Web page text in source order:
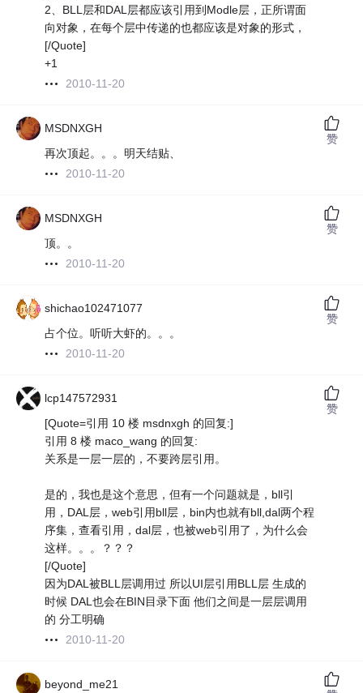
2、BLL层和DAL层都应该引用到Modle层，正所谓面
向对象，在每个层中传递的也都应该是对象的形式，
[/Quote]
+1
2010-11-20
MSDNXGH
再次顶起。。。明天结贴、
2010-11-20
赞
MSDNXGH
顶。。
2010-11-20
赞
shichao102471077
占个位。听听大虾的。。。
2010-11-20
赞
lcp147572931
[Quote=引用 10 楼 msdnxgh 的回复:]
引用 8 楼 maco_wang 的回复:
关系是一层一层的，不要跨层引用。
是的，我也是这个意思，但有一个问题就是，bll引
用，DAL层，web引用bll层，bin内也就有bll,dal两个程
序集，查看引用，dal层，也被web引用了，为什么会
这样。。。？？？
[/Quote]
因为DAL被BLL层调用过 所以UI层引用BLL层 生成的
时候 DAL也会在BIN目录下面 他们之间是一层层调用
的 分工明确
2010-11-20
赞
beyond_me21